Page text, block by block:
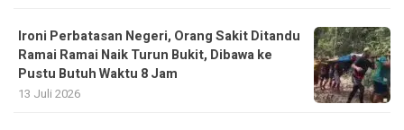
Ironi Perbatasan Negeri, Orang Sakit Ditandu
Ramai Ramai Naik Turun Bukit, Dibawa ke
Pustu Butuh Waktu 8 Jam
13 Juli 2026